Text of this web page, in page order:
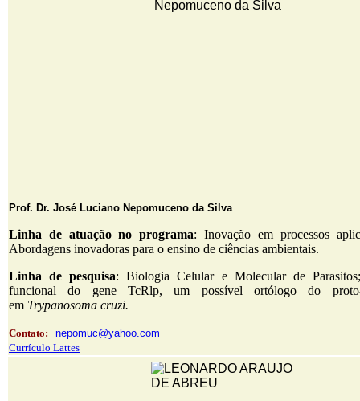
Prof. Dr. José Luciano Nepomuceno da Silva
Linha de atuação no programa: Inovação em processos
Abordagens inovadoras para o ensino de ciências ambientais.
Linha de pesquisa: Biologia Celular e Molecular de Parasitos;
funcional do gene TcRlp, um possível ortólogo do proto-
em Trypanosoma cruzi.
Contato:
nepomuc@yahoo.com
Currículo Lattes